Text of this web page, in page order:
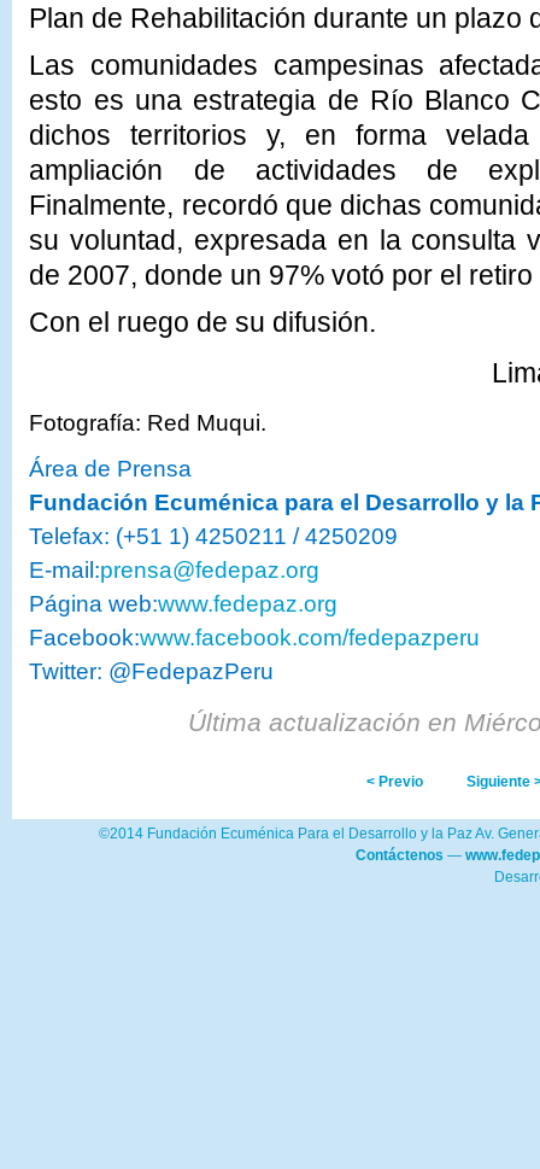
Plan de Rehabilitación durante un plazo
Las comunidades campesinas
esto es una estrategia de Río Blanco
dichos territorios y, en forma
ampliación de actividades de
Finalmente, recordó que dichas
su voluntad, expresada en la consulta
de 2007, donde un 97% votó por el
Con el ruego de su difusión.
Fotografía: Red Muqui.
Área de Prensa
Fundación Ecuménica para el Desarrollo y la
Telefax: (+51 1) 4250211 / 4250209
E-mail:prensa@fedepaz.org
Página web:www.fedepaz.org
Facebook:www.facebook.com/fedepazperu
Twitter: @FedepazPeru
Última actualización en
< Previo Siguiente
©2014 Fundación Ecuménica Para el Desarrollo y la Paz Av.
Contáctenos —